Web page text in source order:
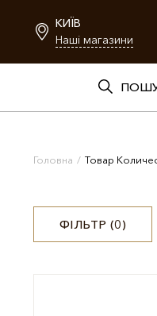
КИЇВ
Наші магазини
Головна / Товар
ФІЛЬТР (0)